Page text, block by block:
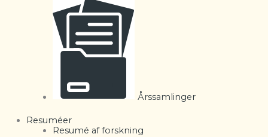
Årssamlinger
Resuméer
Resumé af forskning